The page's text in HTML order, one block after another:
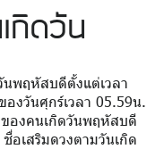
กิดวัน
พฤหัสบดีตั้งแต่เวลา
งวันศุกร์เวลา 05.59น.
องคนเกิดวันพฤหัสบดี
อเสริมดวงตามวันเกิด